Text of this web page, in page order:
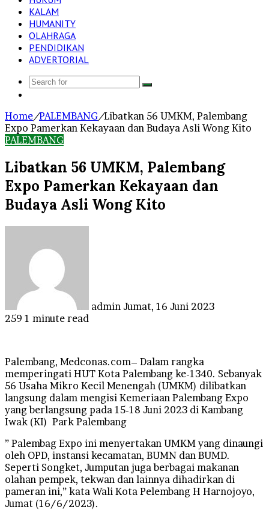
KALAM
HUMANITY
OLAHRAGA
PENDIDIKAN
ADVERTORIAL
Search
Home/PALEMBANG/Libatkan 56 UMKM, Palembang
Expo Pamerkan Kekayaan dan Budaya Asli Wong Kito
PALEMBANG
Libatkan 56 UMKM, Palembang
Expo Pamerkan Kekayaan dan
Budaya Asli Wong Kito
admin Jumat, 16 Juni 2023
259 1 minute read
Palembang, Medconas.com– Dalam rangka
memperingati HUT Kota Palembang ke-1340. Sebanyak
56 Usaha Mikro Kecil Menengah (UMKM) dilibatkan
langsung dalam mengisi Kemeriaan Palembang Expo
yang berlangsung pada 15-18 Juni 2023 di Kambang
Iwak (KI) Park Palembang
” Palembag Expo ini menyertakan UMKM yang dinaungi
oleh OPD, instansi kecamatan, BUMN dan BUMD.
Seperti Songket, Jumputan juga berbagai makanan
olahan pempek, tekwan dan lainnya dihadirkan di
pameran ini,” kata Wali Kota Pelembang H Harnojoyo,
Jumat (16/6/2023).